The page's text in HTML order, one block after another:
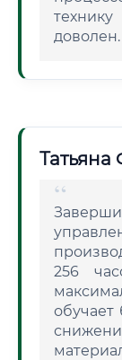
доволен.
Татьяна
256
обучает